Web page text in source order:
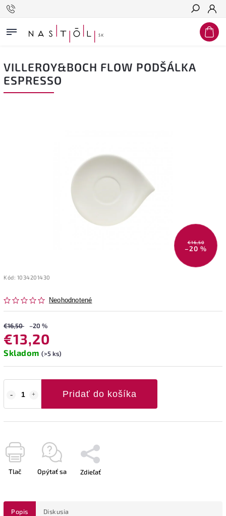
Hľadať
VILLEROY&BOCH FLOW PODŠÁLKA
ESPRESSO
€16,50
–20 %
Kód: 1034201430
Neohodnotené
€16,50 –20 %
€13,20
Skladom (>5 ks)
Pridať do košíka
Tlač Opýtať sa Zdieľať
Popis Diskusia